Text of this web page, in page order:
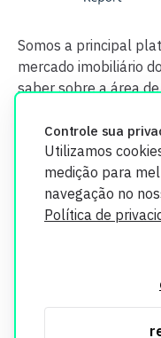
Controle sua
Utilizamos
medição para
navegação no
Política de
Somos a principal
mercado imobiliário
saber sobre a área
segurança. Todos os
utilizados
informações, consulte